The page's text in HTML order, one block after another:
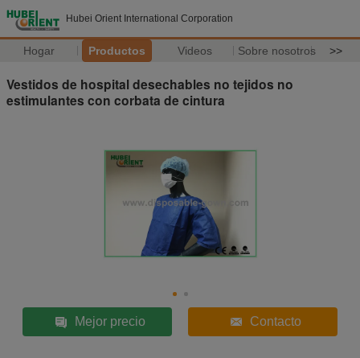
Hubei Orient International Corporation
Hogar Productos Videos Sobre nosotros >>
Vestidos de hospital desechables no tejidos no
estimulantes con corbata de cintura
Mejor precio Contacto